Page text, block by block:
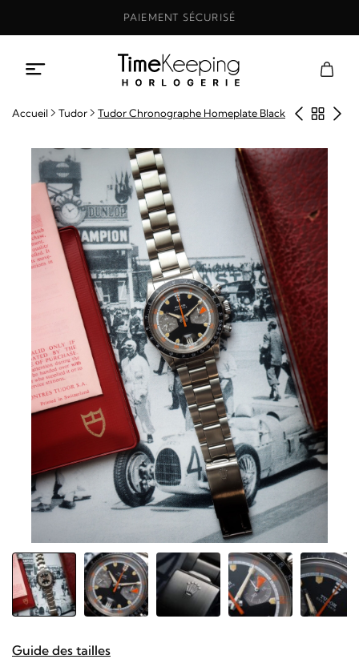
PAIEMENT SÉCURISÉ
Accueil Tudor Tudor Chronographe Homeplate Black
Guide des tailles